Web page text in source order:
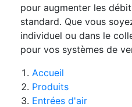
pour augmenter les
standard. Que vous
individuel ou dans le
pour vos systèmes de
Accueil
Produits
Entrées d'air